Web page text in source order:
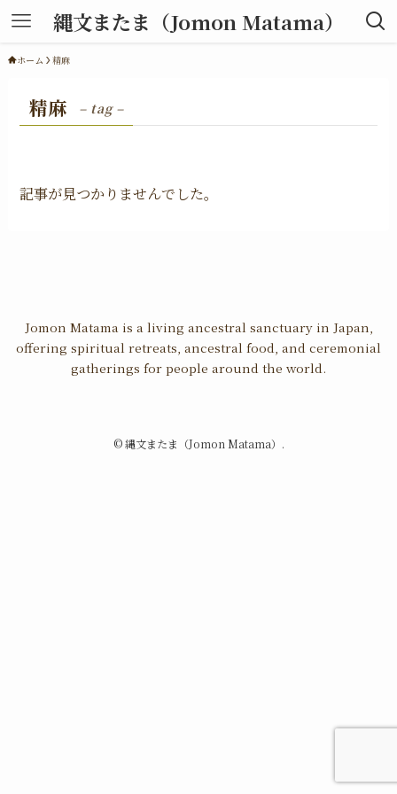
縄文またま（Jomon Matama）
ホーム 精麻
精麻 – tag –
記事が見つかりませんでした。
Jomon Matama is a living ancestral sanctuary in Japan,
offering spiritual retreats, ancestral food, and ceremonial
gatherings for people around the world.
©縄文またま（Jomon Matama）.